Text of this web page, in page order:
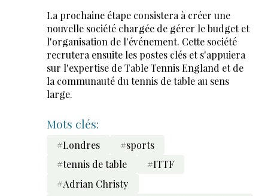
La prochaine étape consistera à créer une
nouvelle société chargée de gérer le budget et
l'organisation de l'événement. Cette société
recrutera ensuite les postes clés et s'appuiera
sur l'expertise de Table Tennis England et de
la communauté du tennis de table au sens
large.
Mots clés:
#Londres
#sports
#tennis de table
#ITTF
#Adrian Christy